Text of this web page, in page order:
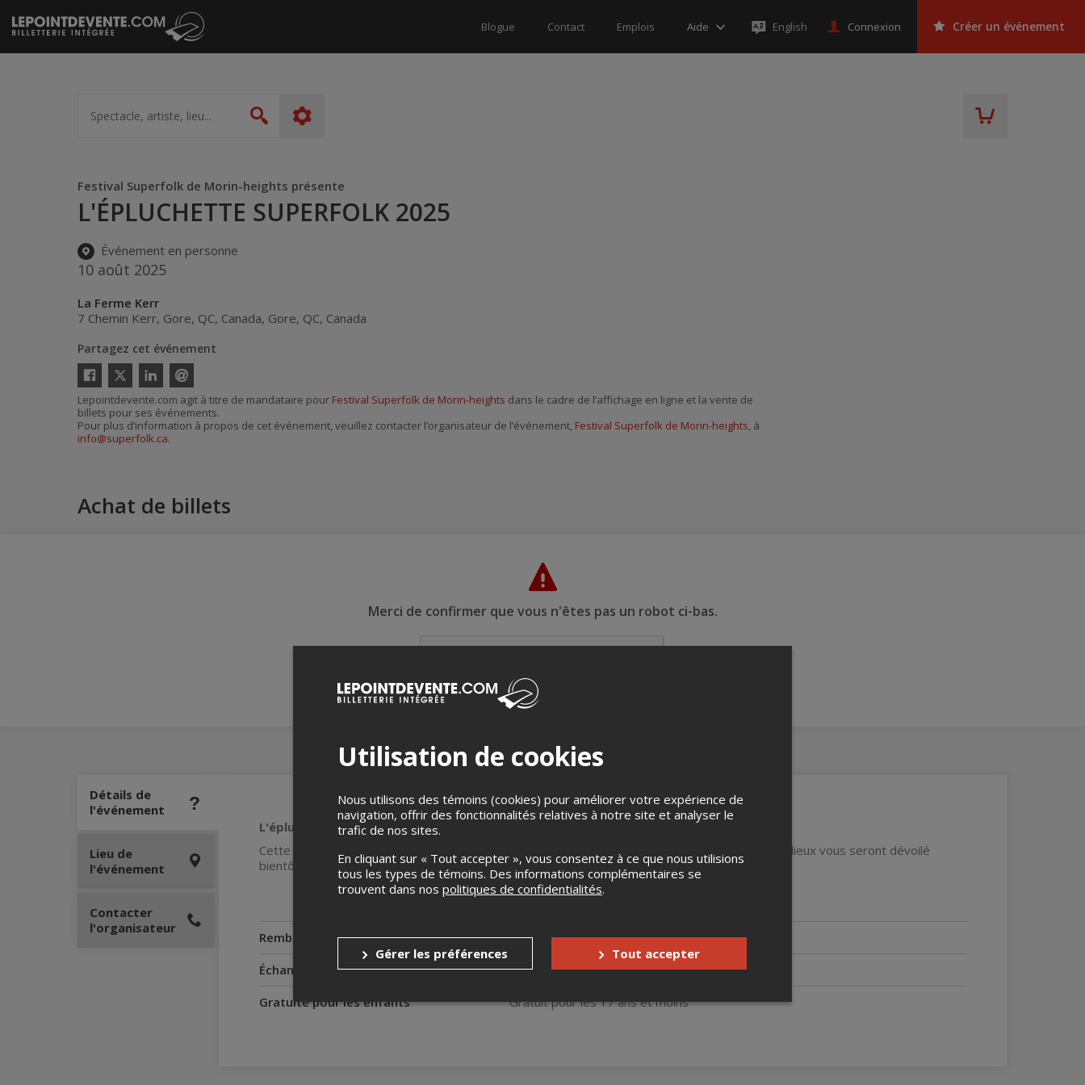
Passer
au
contenu
Blogue Contact Emplois Aide English Connexion Créer un événement
artiste,
lieu...
Rechercher
Festival Superfolk de Morin-heights présente
L'ÉPLUCHETTE SUPERFOLK 2025
Événement en personne
10 août 2025
La Ferme Kerr
7 Chemin Kerr, Gore, QC, Canada, Gore, QC, Canada
Partagez cet événement
Facebook
Twitter
LinkedinEnvoyer
par
courriel
Lepointdevente.com agit à titre de mandataire pour Festival Superfolk de Morin-heights dans le cadre de l’affichage en ligne et la vente de
billets pour ses événements.
Pour plus d’information à propos de cet événement, veuillez contacter l’organisateur de l’événement, Festival Superfolk de Morin-heights , à
info@superfolk.ca.
Achat de billets
Merci de confirmer que vous n'êtes pas un robot ci-bas.
Détails de
l'événement
L'épluchette du Dimanche !​
Cette année nous ferons une épluchette de Blé d'inde.Les informations concernant la date et le lieux vous seront dévoilé
bientôt. La musique, le plaisir et la convivialité en famille seront à l'honneur.
Remboursements
Aucun remboursement
Échanges
Aucun échange
Gratuité pour les enfants
Gratuit pour les 17 ans et moins
Lieu de
l'événement
Contacter
l'organisateur
Utilisation de cookies
Nous utilisons des témoins (cookies) pour améliorer votre expérience de
navigation, offrir des fonctionnalités relatives à notre site et analyser le
trafic de nos sites.
En cliquant sur « Tout accepter », vous consentez à ce que nous utilisions
tous les types de témoins. Des informations complémentaires se
trouvent dans nos politiques de confidentialités.
Gérer les préférences Tout accepter